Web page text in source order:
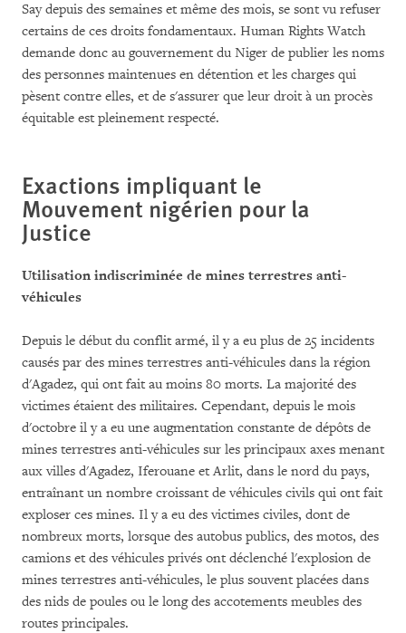
Say depuis des semaines et même des mois, se sont vu refuser
certains de ces droits fondamentaux. Human Rights Watch
demande donc au gouvernement du Niger de publier les noms
des personnes maintenues en détention et les charges qui
pèsent contre elles, et de s'assurer que leur droit à un procès
équitable est pleinement respecté.
Exactions impliquant le
Mouvement nigérien pour la
Justice
Utilisation indiscriminée de mines terrestres anti-
véhicules
Depuis le début du conflit armé, il y a eu plus de 25 incidents
causés par des mines terrestres anti-véhicules dans la région
d'Agadez, qui ont fait au moins 80 morts. La majorité des
victimes étaient des militaires. Cependant, depuis le mois
d'octobre il y a eu une augmentation constante de dépôts de
mines terrestres anti-véhicules sur les principaux axes menant
aux villes d'Agadez, Iferouane et Arlit, dans le nord du pays,
entraînant un nombre croissant de véhicules civils qui ont fait
exploser ces mines. Il y a eu des victimes civiles, dont de
nombreux morts, lorsque des autobus publics, des motos, des
camions et des véhicules privés ont déclenché l'explosion de
mines terrestres anti-véhicules, le plus souvent placées dans
des nids de poules ou le long des accotements meubles des
routes principales.